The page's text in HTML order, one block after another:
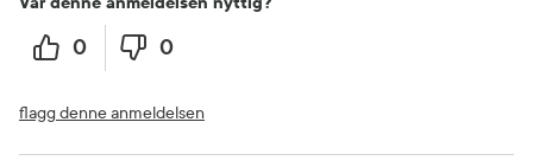
0 0
flagg denne anmeldelsen